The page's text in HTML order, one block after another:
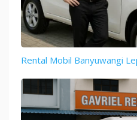
Rental Mobil Banyuwangi